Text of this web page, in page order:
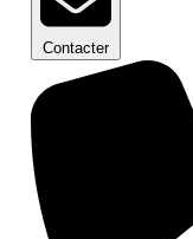
Contacter